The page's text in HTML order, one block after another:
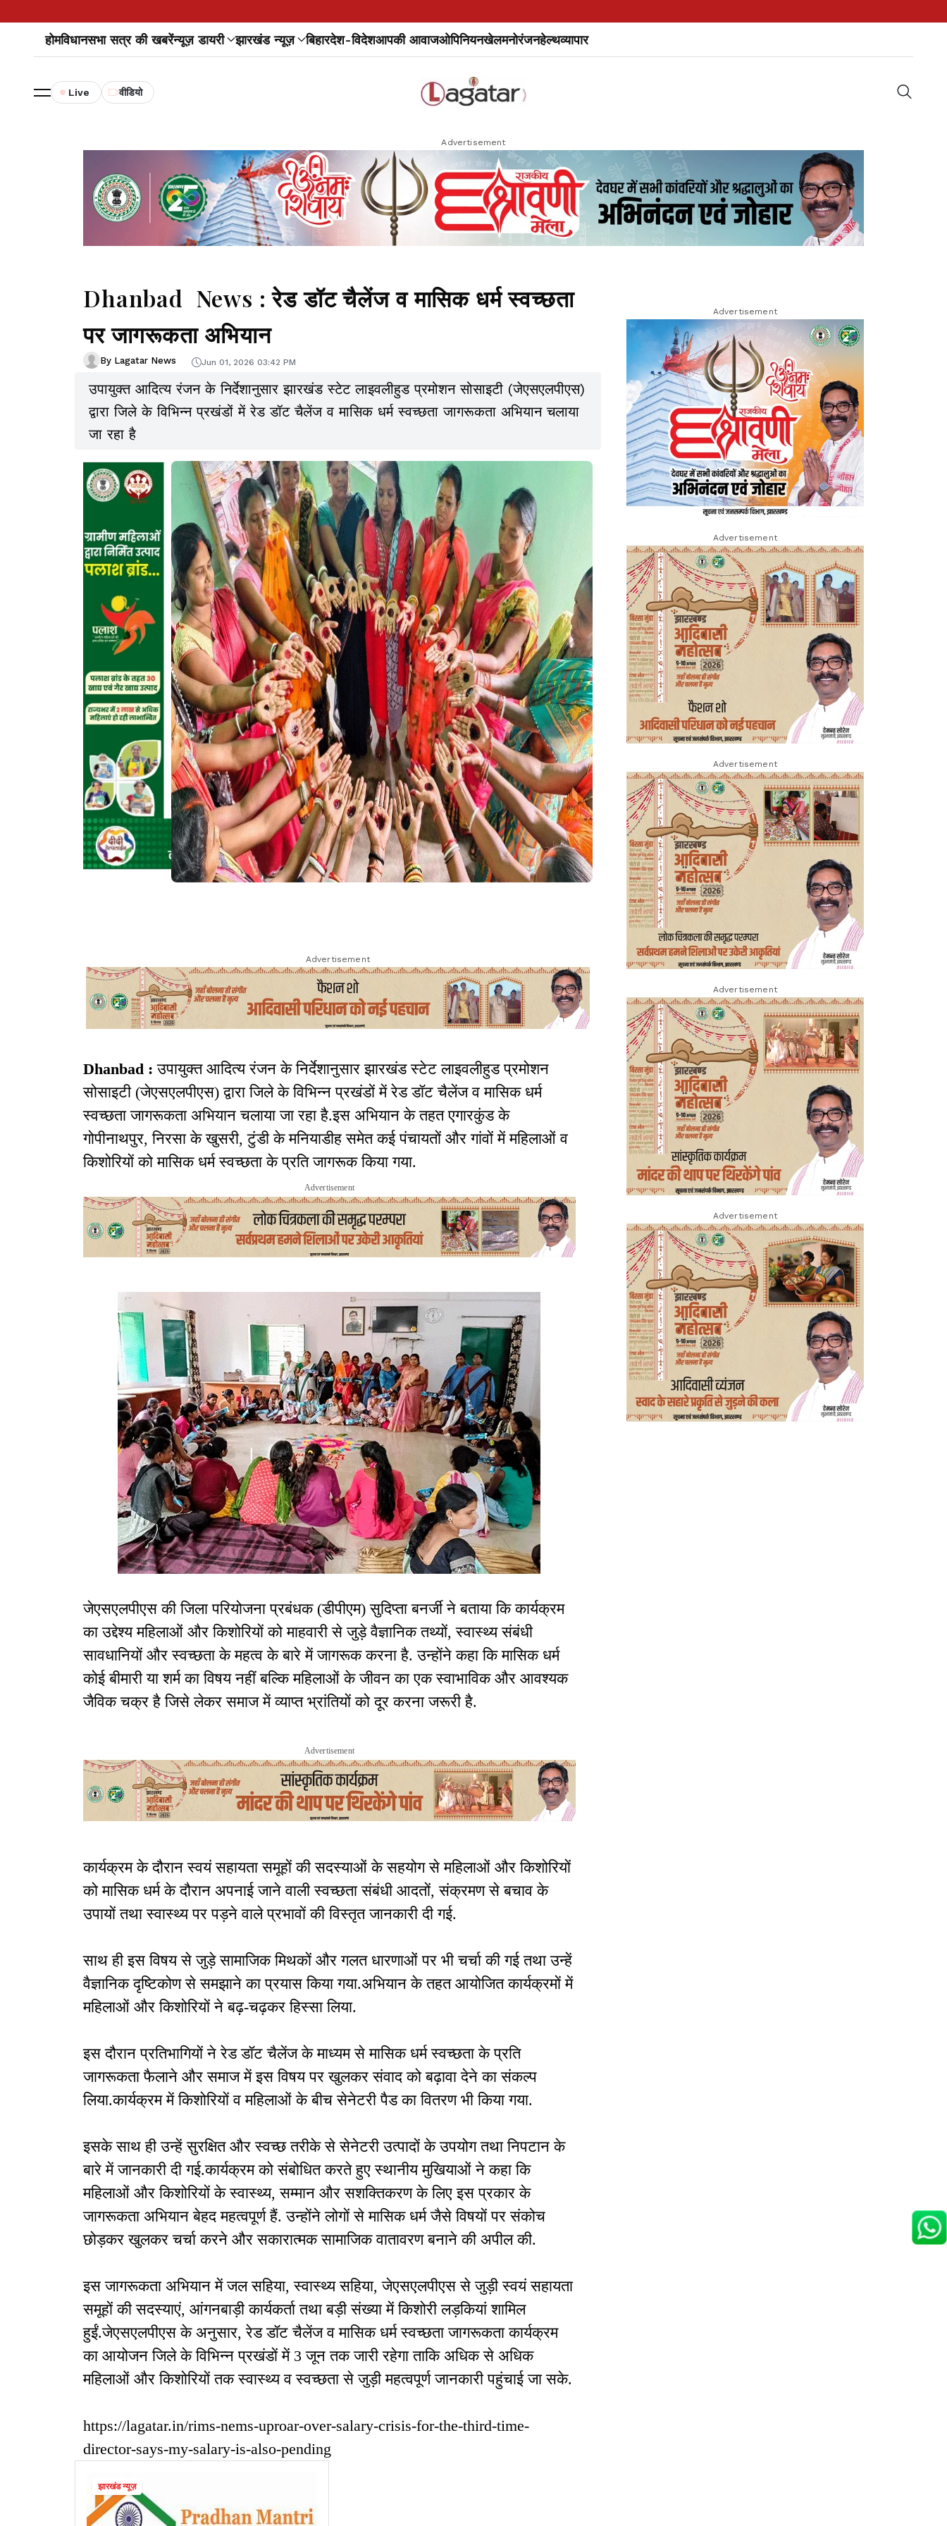
होमविधानसभा सत्र की खबरेंन्यूज़ डायरी झारखंड न्यूज़ बिहारदेश-विदेशआपकी आवाजओपिनियनखेलमनोरंजनहेल्थव्यापार
Live वीडियो
Advertisement
Dhanbad News : रेड डॉट चैलेंज व मासिक धर्म स्वच्छता
पर जागरूकता अभियान
By Lagatar News Jun 01, 2026 03:42 PM
उपायुक्त आदित्य रंजन के निर्देशानुसार झारखंड स्टेट लाइवलीहुड प्रमोशन सोसाइटी (जेएसएलपीएस)
द्वारा जिले के विभिन्न प्रखंडों में रेड डॉट चैलेंज व मासिक धर्म स्वच्छता जागरूकता अभियान चलाया
जा रहा है
Advertisement
Dhanbad :उपायुक्त आदित्य रंजन के निर्देशानुसार झारखंड स्टेट लाइवलीहुड प्रमोशन
सोसाइटी (जेएसएलपीएस) द्वारा जिले के विभिन्न प्रखंडों में रेड डॉट चैलेंज व मासिक धर्म
स्वच्छता जागरूकता अभियान चलाया जा रहा है.इस अभियान के तहत एगारकुंड के
गोपीनाथपुर, निरसा के खुसरी, टुंडी के मनियाडीह समेत कई पंचायतों और गांवों में महिलाओं व
किशोरियों को मासिक धर्म स्वच्छता के प्रति जागरूक किया गया.
Advertisement
जेएसएलपीएस की जिला परियोजना प्रबंधक (डीपीएम) सुदिप्ता बनर्जी ने बताया कि कार्यक्रम
का उद्देश्य महिलाओं और किशोरियों को माहवारी से जुड़े वैज्ञानिक तथ्यों, स्वास्थ्य संबंधी
सावधानियों और स्वच्छता के महत्व के बारे में जागरूक करना है. उन्होंने कहा कि मासिक धर्म
कोई बीमारी या शर्म का विषय नहीं बल्कि महिलाओं के जीवन का एक स्वाभाविक और आवश्यक
जैविक चक्र है जिसे लेकर समाज में व्याप्त भ्रांतियों को दूर करना जरूरी है.
Advertisement
कार्यक्रम के दौरान स्वयं सहायता समूहों की सदस्याओं के सहयोग से महिलाओं और किशोरियों
को मासिक धर्म के दौरान अपनाई जाने वाली स्वच्छता संबंधी आदतों, संक्रमण से बचाव के
उपायों तथा स्वास्थ्य पर पड़ने वाले प्रभावों की विस्तृत जानकारी दी गई.
साथ ही इस विषय से जुड़े सामाजिक मिथकों और गलत धारणाओं पर भी चर्चा की गई तथा उन्हें
वैज्ञानिक दृष्टिकोण से समझाने का प्रयास किया गया.अभियान के तहत आयोजित कार्यक्रमों में
महिलाओं और किशोरियों ने बढ़-चढ़कर हिस्सा लिया.
इस दौरान प्रतिभागियों ने रेड डॉट चैलेंज के माध्यम से मासिक धर्म स्वच्छता के प्रति
जागरूकता फैलाने और समाज में इस विषय पर खुलकर संवाद को बढ़ावा देने का संकल्प
लिया.कार्यक्रम में किशोरियों व महिलाओं के बीच सेनेटरी पैड का वितरण भी किया गया.
इसके साथ ही उन्हें सुरक्षित और स्वच्छ तरीके से सेनेटरी उत्पादों के उपयोग तथा निपटान के
बारे में जानकारी दी गई.कार्यक्रम को संबोधित करते हुए स्थानीय मुखियाओं ने कहा कि
महिलाओं और किशोरियों के स्वास्थ्य, सम्मान और सशक्तिकरण के लिए इस प्रकार के
जागरूकता अभियान बेहद महत्वपूर्ण हैं. उन्होंने लोगों से मासिक धर्म जैसे विषयों पर संकोच
छोड़कर खुलकर चर्चा करने और सकारात्मक सामाजिक वातावरण बनाने की अपील की.
इस जागरूकता अभियान में जल सहिया, स्वास्थ्य सहिया, जेएसएलपीएस से जुड़ी स्वयं सहायता
समूहों की सदस्याएं, आंगनबाड़ी कार्यकर्ता तथा बड़ी संख्या में किशोरी लड़कियां शामिल
हुईं.जेएसएलपीएस के अनुसार, रेड डॉट चैलेंज व मासिक धर्म स्वच्छता जागरूकता कार्यक्रम
का आयोजन जिले के विभिन्न प्रखंडों में 3 जून तक जारी रहेगा ताकि अधिक से अधिक
महिलाओं और किशोरियों तक स्वास्थ्य व स्वच्छता से जुड़ी महत्वपूर्ण जानकारी पहुंचाई जा सके.
https://lagatar.in/rims-nems-uproar-over-salary-crisis-for-the-third-time-
director-says-my-salary-is-also-pending
झारखंड न्यूज़
Advertisement
Advertisement
Advertisement
Advertisement
Advertisement